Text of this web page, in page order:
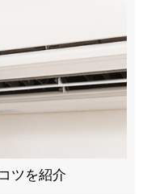
ツを紹介